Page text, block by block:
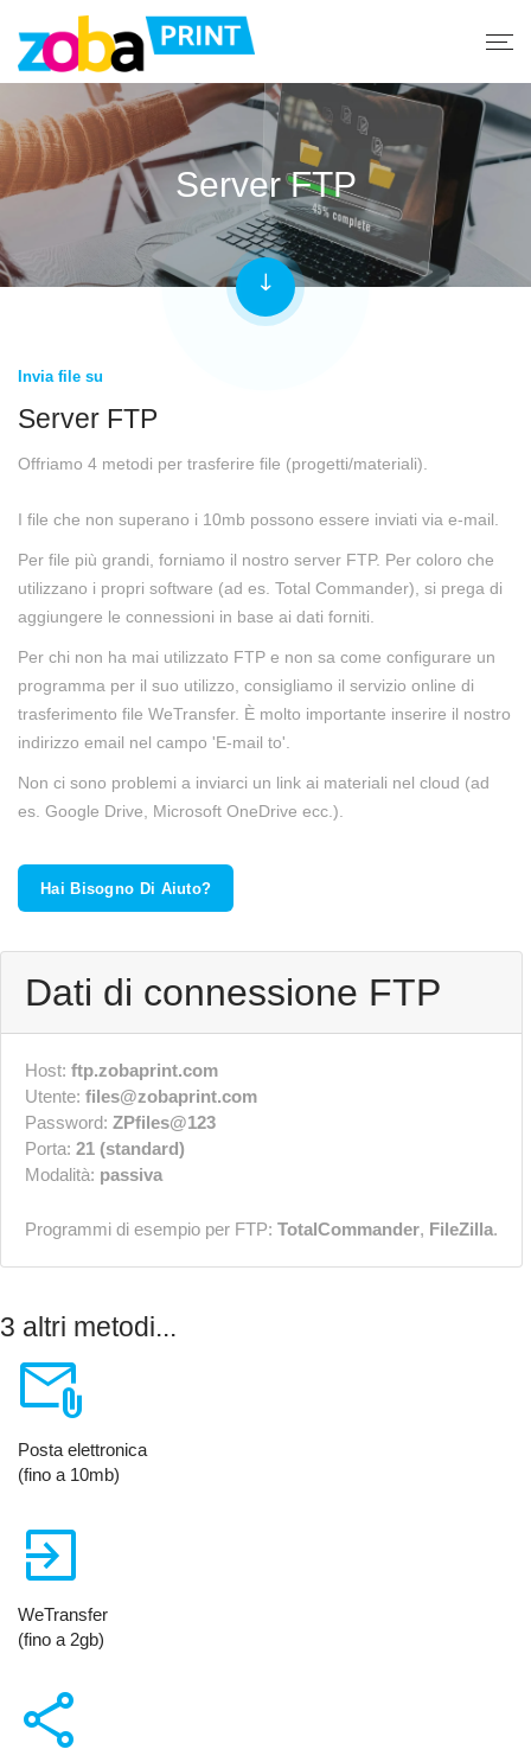
Server FTP
Invia file su
Server FTP
Offriamo 4 metodi per trasferire file (progetti/materiali).
I file che non superano i 10mb possono essere inviati via e-mail.
Per file più grandi, forniamo il nostro server FTP. Per coloro che
utilizzano i propri software (ad es. Total Commander), si prega di
aggiungere le connessioni in base ai dati forniti.
Per chi non ha mai utilizzato FTP e non sa come configurare un
programma per il suo utilizzo, consigliamo il servizio online di
trasferimento file WeTransfer. È molto importante inserire il nostro
indirizzo email nel campo 'E-mail to'.
Non ci sono problemi a inviarci un link ai materiali nel cloud (ad
es. Google Drive, Microsoft OneDrive ecc.).
Hai Bisogno Di Aiuto?
Dati di connessione FTP
Host: ftp.zobaprint.com
Utente: files@zobaprint.com
Password: ZPfiles@123
Porta: 21 (standard)
Modalità: passiva
Programmi di esempio per FTP: TotalCommander, FileZilla.
3 altri metodi...
attach_email
Posta elettronica
(fino a 10mb)
exit_to_app
WeTransfer
(fino a 2gb)
share